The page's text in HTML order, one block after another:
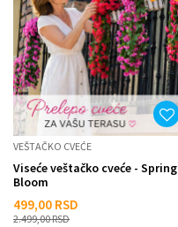
VEŠTAČKO CVEĆE
Viseće veštačko cveće - Spring
Bloom
499,00 RSD
2.499,00RSD